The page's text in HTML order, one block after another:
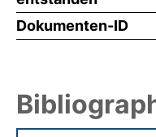
Dokumenten-ID